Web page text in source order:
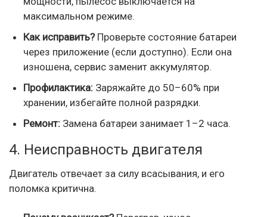
максимальном режиме.
Как исправить?Проверьте состояние батареи
через приложение (если доступно). Если она
изношена, сервис заменит аккумулятор.
Профилактика: Заряжайте до 50–60% при
хранении, избегайте полной разрядки.
Ремонт: Замена батареи занимает 1–2 часа.
4. Неисправность двигателя
Двигатель отвечает за силу всасывания, и его
поломка критична.